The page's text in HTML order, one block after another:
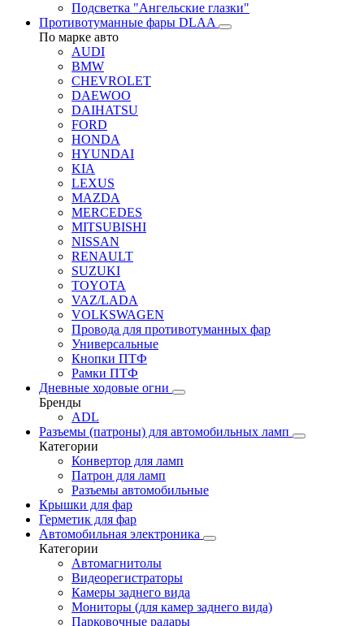
Подсветка "Ангельские глазки"
Противотуманные фары DLAA
По марке авто
AUDI
BMW
CHEVROLET
DAEWOO
DAIHATSU
FORD
HONDA
HYUNDAI
KIA
LEXUS
MAZDA
MERCEDES
MITSUBISHI
NISSAN
RENAULT
SUZUKI
TOYOTA
VAZ/LADA
VOLKSWAGEN
Провода для противотуманных фар
Универсальные
Кнопки ПТФ
Рамки ПТФ
Дневные ходовые огни
Бренды
ADL
Разъемы (патроны) для автомобильных ламп
Категории
Конвертор для ламп
Патрон для ламп
Разъемы автомобильные
Крышки для фар
Герметик для фар
Автомобильная электроника
Категории
Автомагнитолы
Видеорегистраторы
Камеры заднего вида
Мониторы (для камер заднего вида)
Парковочные радары